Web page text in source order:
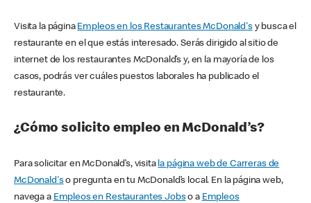
Visita la página Empleos en los Restaurantes McDonald'sy busca el
restaurante en el que estás interesado. Serás dirigido al sitio de
internet de los restaurantes McDonald’s y, en la mayoría de los
casos, podrás ver cuáles puestos laborales ha publicado el
restaurante.
¿Cómo solicito empleo en McDonald’s?
Para solicitar en McDonald’s, visita la página web de Carreras de
McDonald'so pregunta en tu McDonald’s local. En la página web,
navega a Empleos en Restaurantes Jobso a Empleos